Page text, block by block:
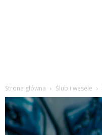
Strona główna Ślub i wesele